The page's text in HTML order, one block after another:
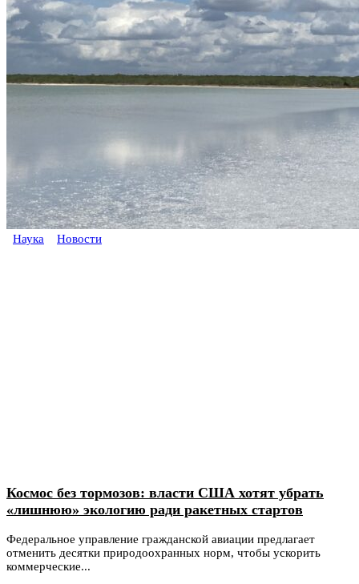
Наука Новости
Космос без тормозов: власти США хотят убрать
«лишнюю» экологию ради ракетных стартов
Федеральное управление гражданской авиации предлагает
отменить десятки природоохранных норм, чтобы ускорить
коммерческие...